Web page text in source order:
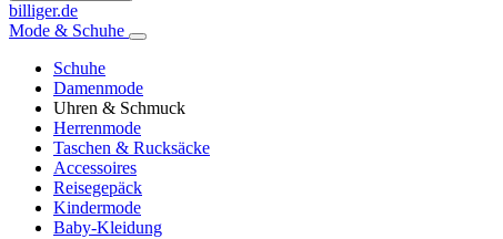
billiger.de
Mode & Schuhe
Schuhe
Damenmode
Uhren & Schmuck
Herrenmode
Taschen & Rucksäcke
Accessoires
Reisegepäck
Kindermode
Baby-Kleidung